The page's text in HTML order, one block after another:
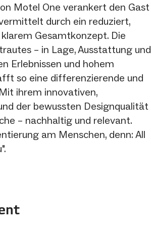
Motel One verankert den Gast
durch ein reduziert,
Gesamtkonzept. Die
– in Lage, Ausstattung und
Erlebnissen und hohem
so eine differenzierende und
ihrem innovativen,
der bewussten Designqualität
– nachhaltig und relevant.
am Menschen, denn: All